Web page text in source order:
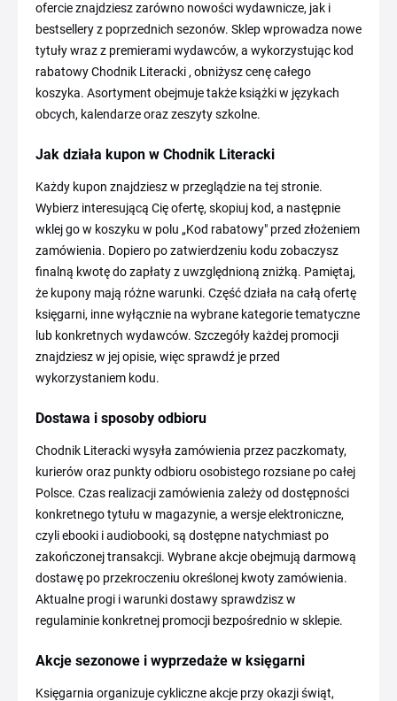
ofercie znajdziesz zarówno nowości wydawnicze, jak i
bestsellery z poprzednich sezonów. Sklep wprowadza nowe
tytuły wraz z premierami wydawców, a wykorzystując kod
rabatowy Chodnik Literacki , obniżysz cenę całego
koszyka. Asortyment obejmuje także książki w językach
obcych, kalendarze oraz zeszyty szkolne.
Jak działa kupon w Chodnik Literacki
Każdy kupon znajdziesz w przeglądzie na tej stronie.
Wybierz interesującą Cię ofertę, skopiuj kod, a następnie
wklej go w koszyku w polu „Kod rabatowy" przed złożeniem
zamówienia. Dopiero po zatwierdzeniu kodu zobaczysz
finalną kwotę do zapłaty z uwzględnioną zniżką. Pamiętaj,
że kupony mają różne warunki. Część działa na całą ofertę
księgarni, inne wyłącznie na wybrane kategorie tematyczne
lub konkretnych wydawców. Szczegóły każdej promocji
znajdziesz w jej opisie, więc sprawdź je przed
wykorzystaniem kodu.
Dostawa i sposoby odbioru
Chodnik Literacki wysyła zamówienia przez paczkomaty,
kurierów oraz punkty odbioru osobistego rozsiane po całej
Polsce. Czas realizacji zamówienia zależy od dostępności
konkretnego tytułu w magazynie, a wersje elektroniczne,
czyli ebooki i audiobooki, są dostępne natychmiast po
zakończonej transakcji. Wybrane akcje obejmują darmową
dostawę po przekroczeniu określonej kwoty zamówienia.
Aktualne progi i warunki dostawy sprawdzisz w
regulaminie konkretnej promocji bezpośrednio w sklepie.
Akcje sezonowe i wyprzedaże w księgarni
Księgarnia organizuje cykliczne akcje przy okazji świąt,